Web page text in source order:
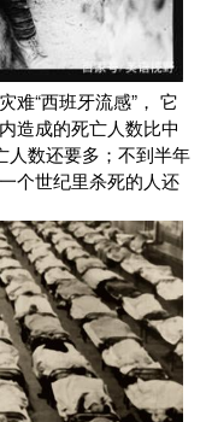
难“西班牙流感”， 它
造成的死亡人数比中
人数还要多；不到半年
个世纪里杀死的人还